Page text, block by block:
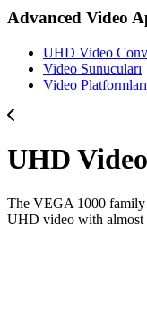
Advanced Video
UHD Video
Video Sunucuları
Video Platformları
UHD
The VEGA 1000 family
UHD video with almost